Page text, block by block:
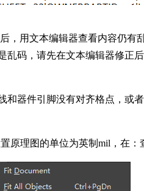
，用文本编辑器查看内容仍有
乱码，请先在文本编辑器修正
和器件引脚没有对齐格点，或
置原理图的单位为英制mil，在：